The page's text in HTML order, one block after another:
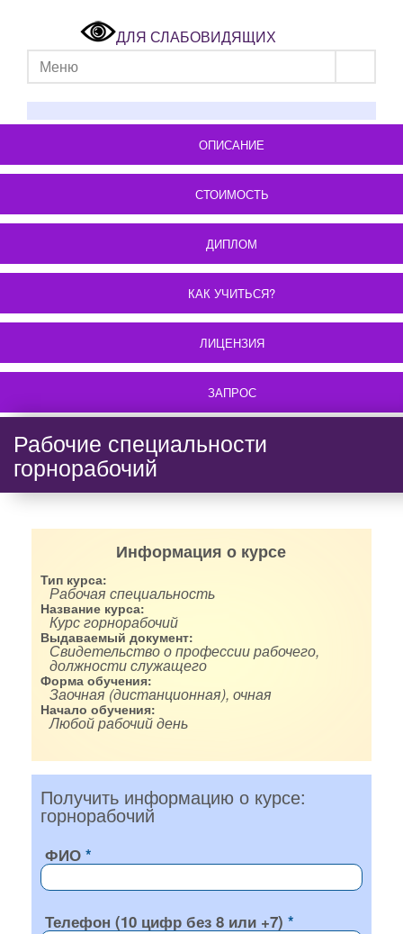
ДЛЯ СЛАБОВИДЯЩИХ
Меню
ОПИСАНИЕ
СТОИМОСТЬ
ДИПЛОМ
КАК УЧИТЬСЯ?
ЛИЦЕНЗИЯ
ЗАПРОС
Рабочие специальности
горнорабочий
Информация о курсе
Тип курса:
Рабочая специальность
Название курса:
Курс горнорабочий
Выдаваемый документ:
Свидетельство о профессии рабочего,
должности служащего
Форма обучения:
Заочная (дистанционная), очная
Начало обучения:
Любой рабочий день
Получить информацию о курсе:
горнорабочий
ФИО
Телефон (10 цифр без 8 или +7)